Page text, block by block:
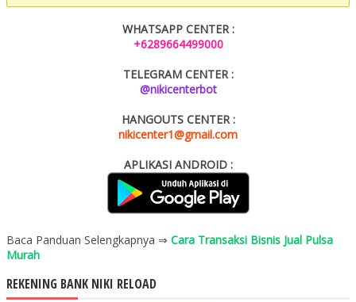
WHATSAPP CENTER :
+6289664499000
TELEGRAM CENTER :
@nikicenterbot
HANGOUTS CENTER :
nikicenter1@gmail.com
APLIKASI ANDROID :
Baca Panduan Selengkapnya ⇒ Cara Transaksi Bisnis Jual Pulsa
Murah
REKENING BANK NIKI RELOAD